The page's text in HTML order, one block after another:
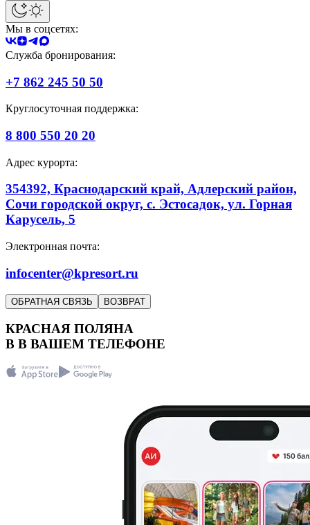
Мы в соцсетях:
Служба бронирования:
+7 862 245 50 50
Круглосуточная поддержка:
8 800 550 20 20
Адрес курорта:
354392, Краснодарский край, Адлерский район,
Сочи городской округ, с. Эстосадок, ул. Горная
Карусель, 5
Электронная почта:
infocenter@kpresort.ru
ОБРАТНАЯ СВЯЗЬ ВОЗВРАТ
КРАСНАЯ ПОЛЯНА
В В ВАШЕМ ТЕЛЕФОНЕ